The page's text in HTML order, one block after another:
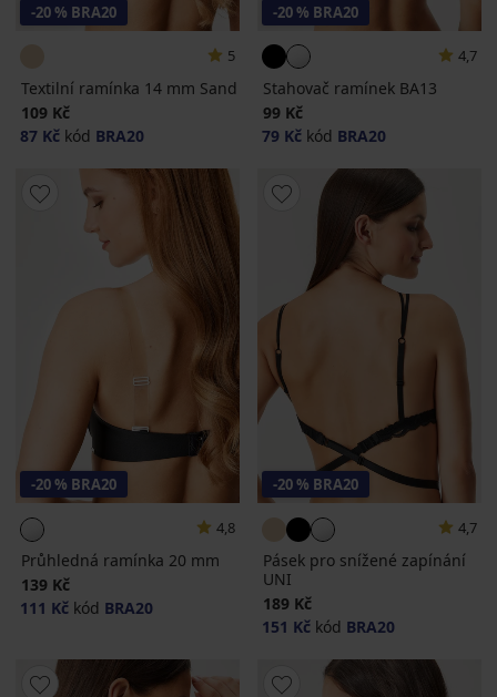
-20 % BRA20
5
Textilní ramínka 14 mm Sand
109 Kč
87 Kč kód BRA20
-20 % BRA20
4,7
Stahovač ramínek BA13
99 Kč
79 Kč kód BRA20
-20 % BRA20
4,8
Průhledná ramínka 20 mm
139 Kč
111 Kč kód BRA20
-20 % BRA20
4,7
Pásek pro snížené zapínání
UNI
189 Kč
151 Kč kód BRA20